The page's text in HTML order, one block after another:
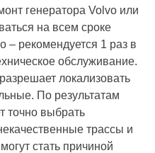
генератора Volvo или
на всем сроке
– рекомендуется 1 раз в
обслуживание.
локализовать
По результатам
точно выбрать
трассы и
стать причиной